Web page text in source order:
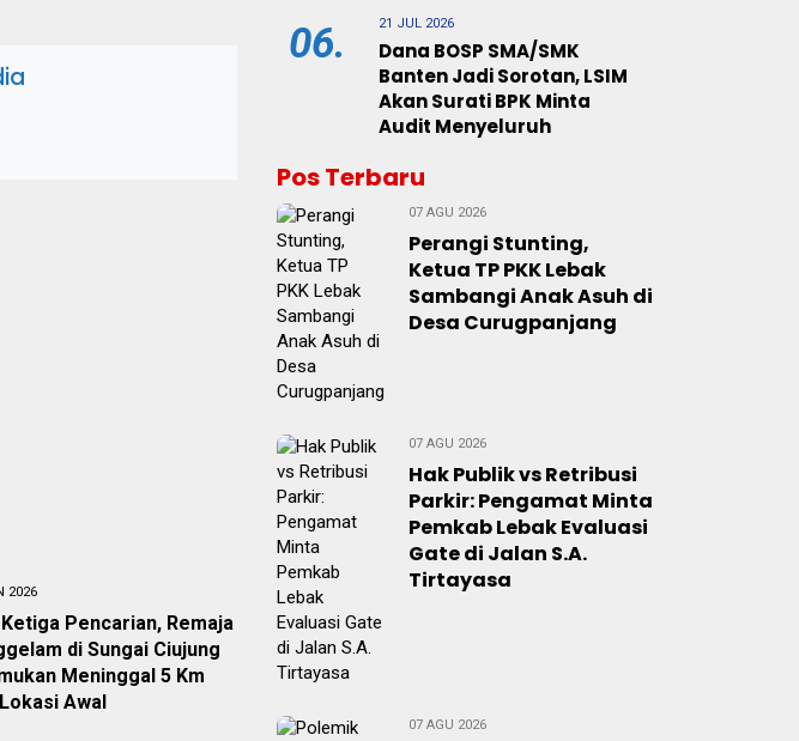
2026
Pencarian, Remaja
di Sungai Ciujung
Meninggal 5 Km
Awal
06. 21 JUL 2026
Dana BOSP SMA/SMK
Banten Jadi Sorotan, LSIM
Akan Surati BPK Minta
Audit Menyeluruh
Pos Terbaru
07 AGU 2026
Perangi Stunting,
Ketua TP PKK Lebak
Sambangi Anak Asuh di
Desa Curugpanjang
07 AGU 2026
Hak Publik vs Retribusi
Parkir: Pengamat Minta
Pemkab Lebak Evaluasi
Gate di Jalan S.A.
Tirtayasa
07 AGU 2026